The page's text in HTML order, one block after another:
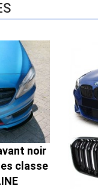
noir
classe